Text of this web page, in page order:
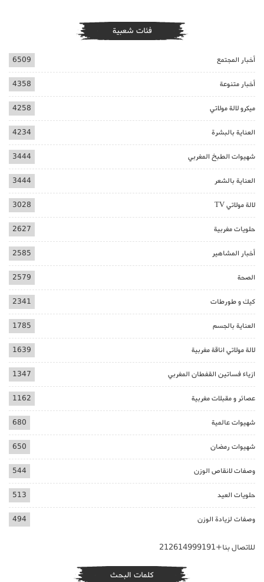
فئات شعبية
أخبار المجتمع 6509
أخبار متنوعة 4358
ميكرو لالة مولاتي 4258
العناية بالبشرة 4234
شهيوات الطبخ المغربي 3444
العناية بالشعر 3444
لالة مولاتي TV 3028
حلويات مغربية 2627
أخبار المشاهير 2585
الصحة 2579
كيك و طورطات 2341
العناية بالجسم 1785
لالة مولاتي اناقة مغربية 1639
ازياء فساتين القفطان المغربي 1347
عصائر و مقبلات مغربية 1162
شهيوات عالمية 680
شهيوات رمضان 650
وصفات لانقاص الوزن 544
حلويات العيد 513
وصفات لزيادة الوزن 494
للاتصال بنا+212614999191
كلمات البحث